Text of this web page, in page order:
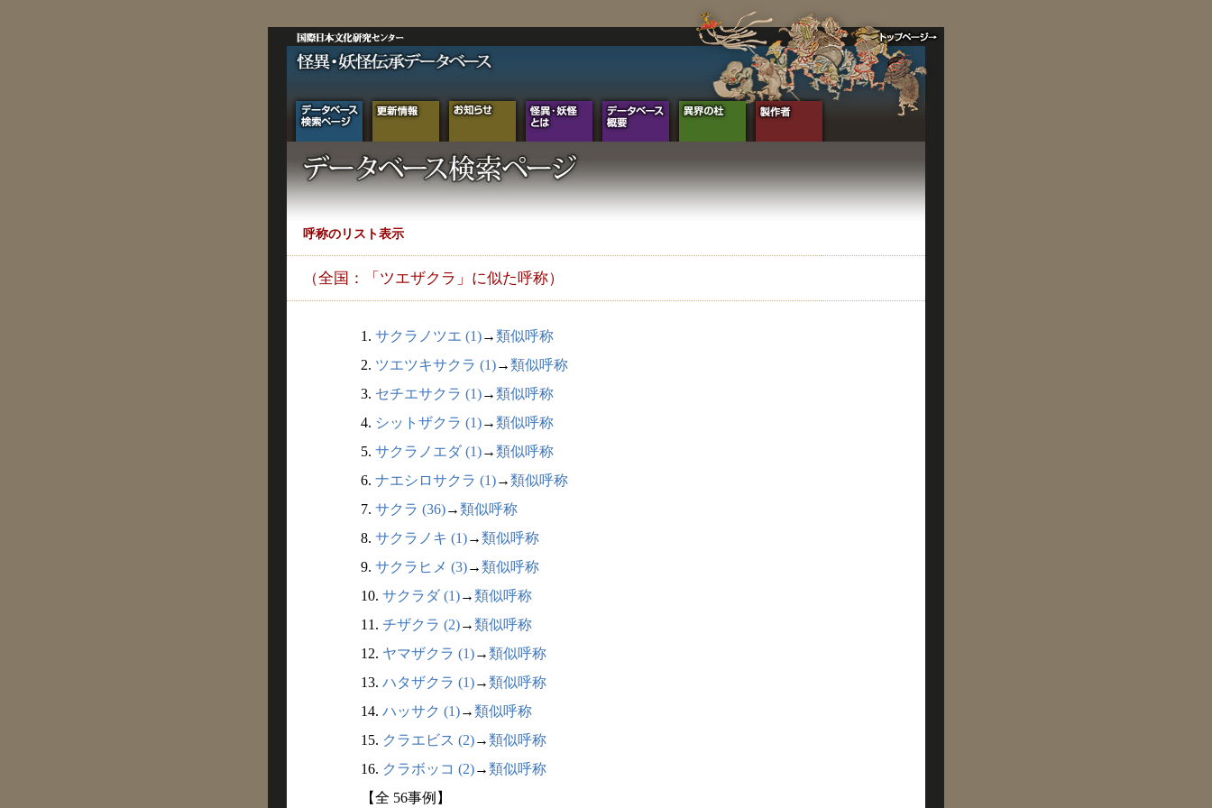
呼称のリスト表示
（全国：「ツエザクラ」に似た呼称）
1. サクラノツエ (1)→類似呼称
2. ツエツキサクラ (1)→類似呼称
3. セチエサクラ (1)→類似呼称
4. シットザクラ (1)→類似呼称
5. サクラノエダ (1)→類似呼称
6. ナエシロサクラ (1)→類似呼称
7. サクラ (36)→類似呼称
8. サクラノキ (1)→類似呼称
9. サクラヒメ (3)→類似呼称
10. サクラダ (1)→類似呼称
11. チザクラ (2)→類似呼称
12. ヤマザクラ (1)→類似呼称
13. ハタザクラ (1)→類似呼称
14. ハッサク (1)→類似呼称
15. クラエビス (2)→類似呼称
16. クラボッコ (2)→類似呼称
【全 56事例】